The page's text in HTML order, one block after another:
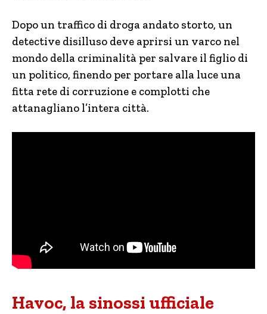
Dopo un traffico di droga andato storto, un
detective disilluso deve aprirsi un varco nel
mondo della criminalità per salvare il figlio di
un politico, finendo per portare alla luce una
fitta rete di corruzione e complotti che
attanagliano l’intera città.
Havoc, la sinossi ufficiale